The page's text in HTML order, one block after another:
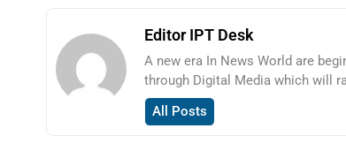
Editor IPT Desk
A new era In News World are
through Digital Media which will
All Posts